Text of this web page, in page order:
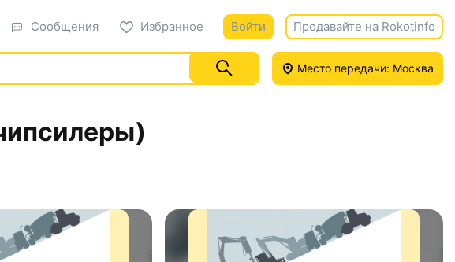
Сообщения Избранное Войти Продавайте на Rokotinfo
Место передачи: Москва